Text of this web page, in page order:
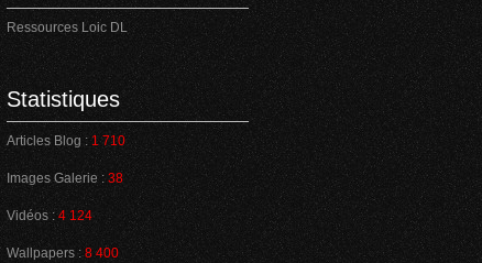
Ressources Loic DL
Statistiques
Articles Blog : 1 710
Images Galerie : 38
Vidéos : 4 124
Wallpapers :8 400